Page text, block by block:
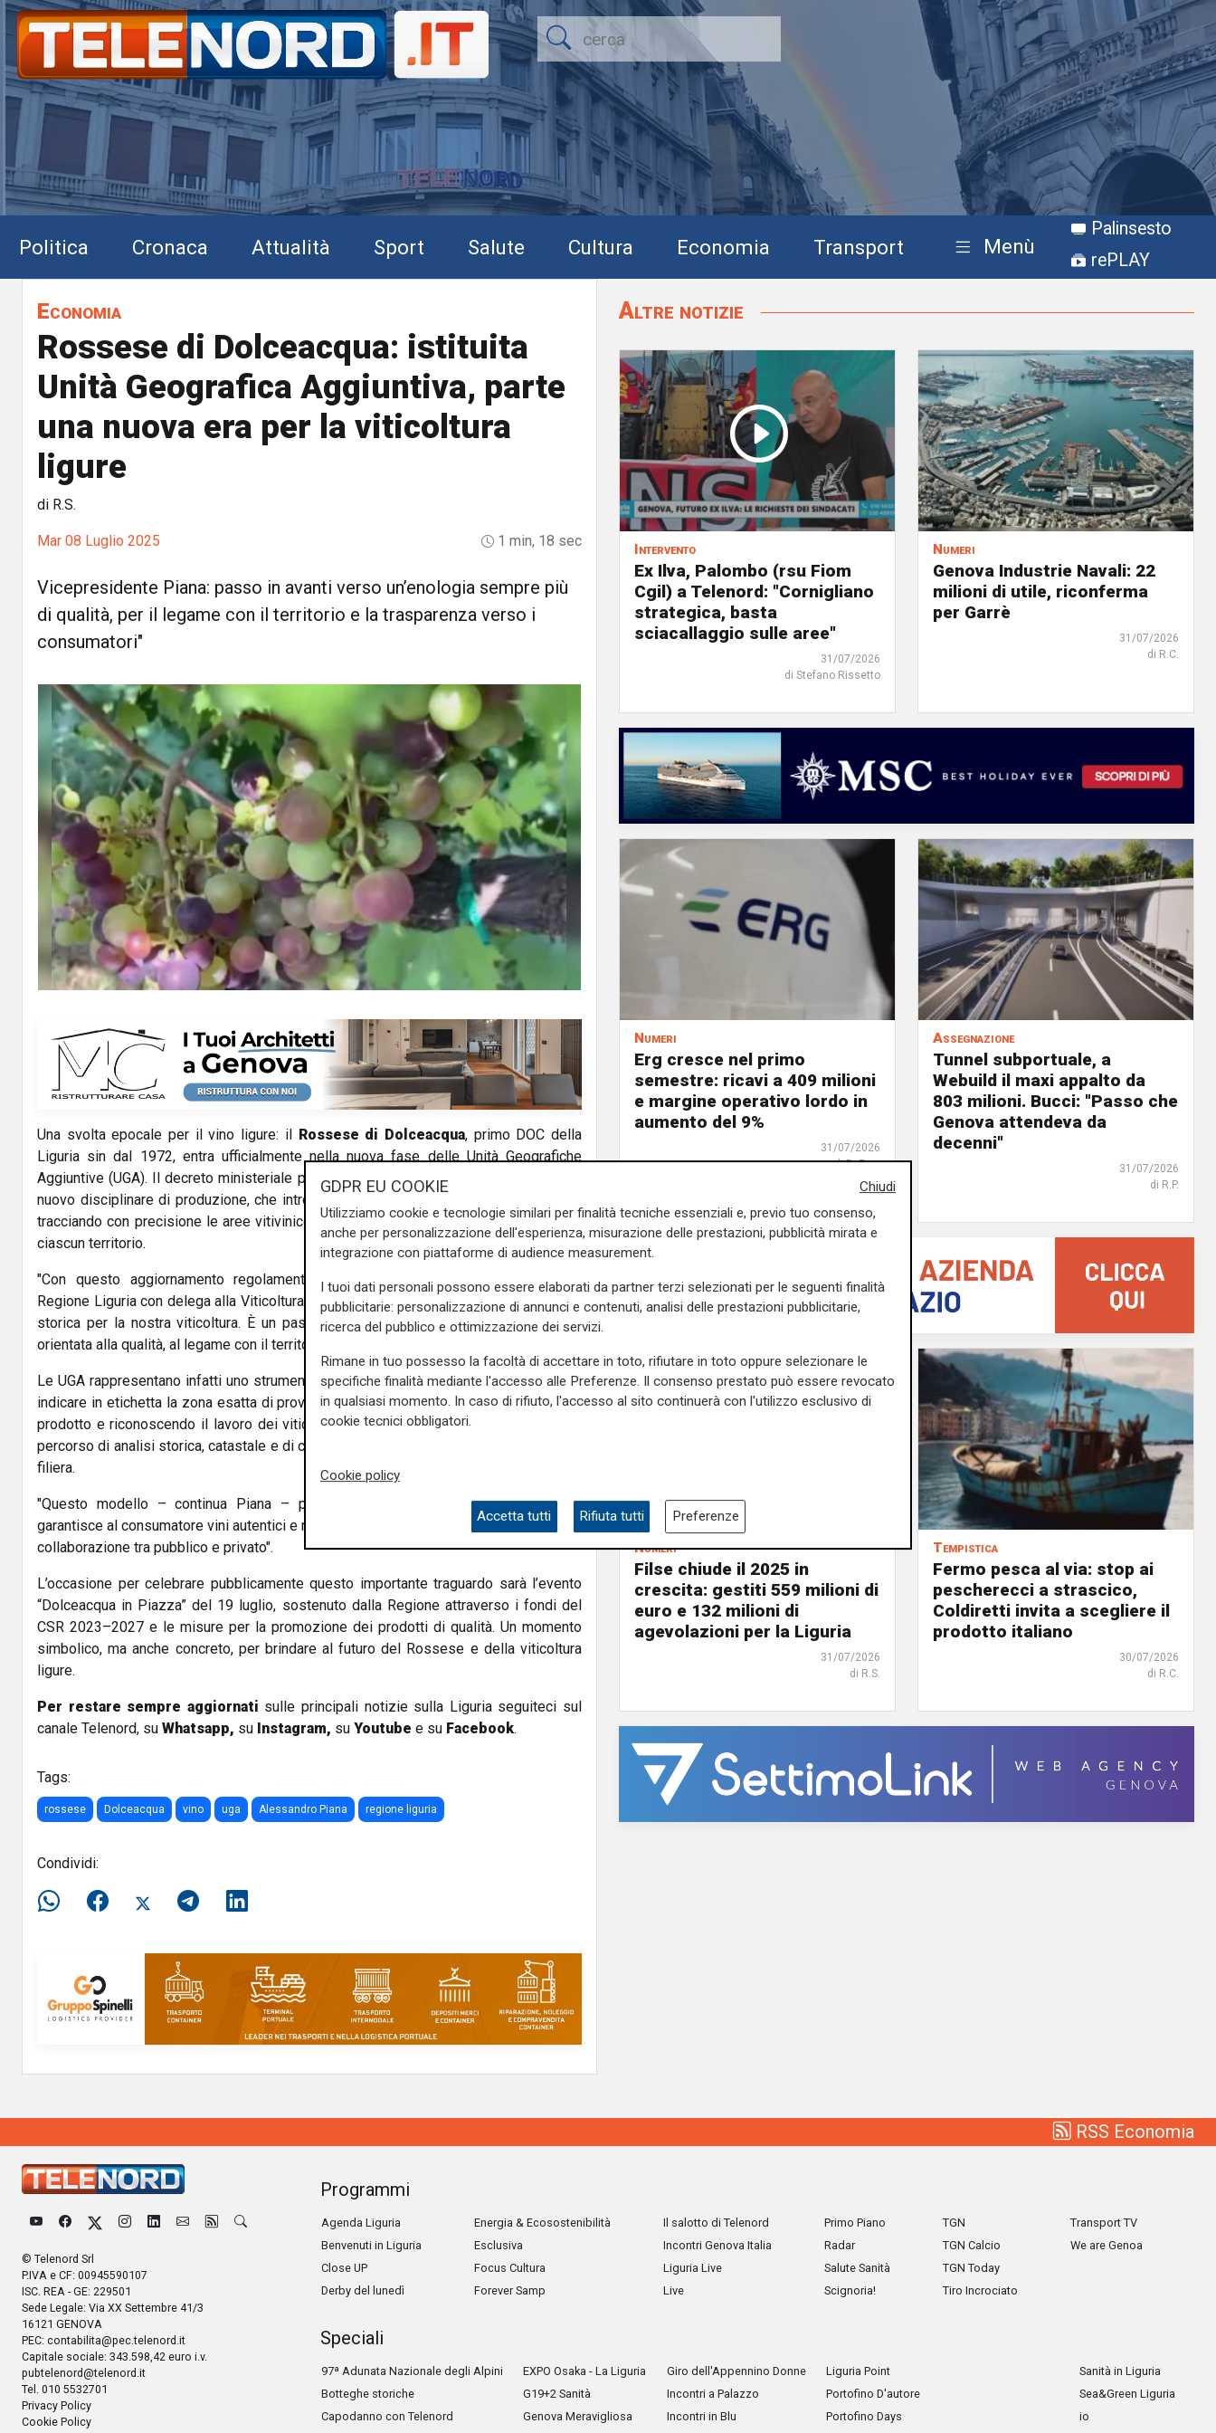
Politica Cronaca Attualità Sport Salute Cultura Economia Transport Menù
Palinsesto
rePLAY
Economia
Rossese di Dolceacqua: istituita
Unità Geografica Aggiuntiva, parte
una nuova era per la viticoltura
ligure
di R.S.
Mar 08 Luglio 2025 1 min, 18 sec
Vicepresidente Piana: passo in avanti verso un’enologia sempre più
di qualità, per il legame con il territorio e la trasparenza verso i
consumatori"
Una svolta epocale per il vino ligure: il Rossese di Dolceacqua, primo DOC della
Liguria sin dal 1972, entra ufficialmente nella nuova fase delle Unità Geografiche
Aggiuntive (UGA). Il decreto ministeriale pubblicato sulla Gazzetta Ufficiale approva il
nuovo disciplinare di produzione, che introduce ben 33 UGA, suddivise su 7 Comuni,
tracciando con precisione le aree vitivinicole storiche e valorizzando le peculiarità di
ciascun territorio.
"Con questo aggiornamento regolamentare – commenta il vicepresidente della
Regione Liguria con delega alla Viticoltura,
Alessandro Piana– scriviamo una pagina
storica per la nostra viticoltura. È un passo in avanti verso un’enologia sempre più
orientata alla qualità, al legame con il territorio e alla trasparenza verso i consumatori".
Le UGA rappresentano infatti uno strumento di valorizzazione e tutela: permettono di
indicare in etichetta la zona esatta di provenienza delle uve, rafforzando l’identità del
prodotto e riconoscendo il lavoro dei viticoltori locali. Il risultato è frutto di un lungo
percorso di analisi storica, catastale e di concertazione tra istituzioni e operatori della
filiera.
"Questo modello – continua Piana – premia la specificità dei nostri territori e
garantisce al consumatore vini autentici e riconoscibili. È anche un esempio virtuoso di
collaborazione tra pubblico e privato".
L’occasione per celebrare pubblicamente questo importante traguardo sarà l’evento
“Dolceacqua in Piazza” del 19 luglio, sostenuto dalla Regione attraverso i fondi del
CSR 2023–2027 e le misure per la promozione dei prodotti di qualità. Un momento
simbolico, ma anche concreto, per brindare al futuro del Rossese e della viticoltura
ligure.
Per restare sempre aggiornati sulle principali notizie sulla Liguria seguiteci sul
canale Telenord, su Whatsapp, su Instagram, su Youtube e su Facebook.
Tags:
rossese Dolceacqua vino uga Alessandro Piana regione liguria
Condividi:
Altre notizie
Intervento
Ex Ilva, Palombo (rsu Fiom
Cgil) a Telenord: "Cornigliano
strategica, basta
sciacallaggio sulle aree"
31/07/2026
di Stefano Rissetto
Numeri
Genova Industrie Navali: 22
milioni di utile, riconferma
per Garrè
31/07/2026
di R.C.
Numeri
Erg cresce nel primo
semestre: ricavi a 409 milioni
e margine operativo lordo in
aumento del 9%
31/07/2026
di R. Eco.
Assegnazione
Tunnel subportuale, a
Webuild il maxi appalto da
803 milioni. Bucci: "Passo che
Genova attendeva da
decenni"
31/07/2026
di R.P.
Numeri
Filse chiude il 2025 in
crescita: gestiti 559 milioni di
euro e 132 milioni di
agevolazioni per la Liguria
31/07/2026
di R.S.
Tempistica
Fermo pesca al via: stop ai
pescherecci a strascico,
Coldiretti invita a scegliere il
prodotto italiano
30/07/2026
di R.C.
RSS Economia
© Telenord Srl
P.IVA e CF: 00945590107
ISC. REA - GE: 229501
Sede Legale: Via XX Settembre 41/3
16121 GENOVA
PEC: contabilita@pec.telenord.it
Capitale sociale: 343.598,42 euro i.v.
pubtelenord@telenord.it
Tel. 010 5532701
Privacy Policy
Cookie Policy
Programmi
Agenda Liguria
Benvenuti in Liguria
Close UP
Derby del lunedì
Energia & Ecosostenibilità
Esclusiva
Focus Cultura
Forever Samp
Il salotto di Telenord
Incontri Genova Italia
Liguria Live
Live
Primo Piano
Radar
Salute Sanità
Scignoria!
TGN
TGN Calcio
TGN Today
Tiro Incrociato
Transport TV
We are Genoa
Speciali
97ª Adunata Nazionale degli Alpini
Botteghe storiche
Capodanno con Telenord
EXPO Osaka - La Liguria
G19+2 Sanità
Genova Meravigliosa
Giro dell'Appennino Donne
Incontri a Palazzo
Incontri in Blu
Liguria Point
Portofino D'autore
Portofino Days
Sanità in Liguria
Sea&Green Liguria
io
Chiudi
GDPR EU COOKIE
Utilizziamo cookie e tecnologie similari per finalità tecniche essenziali e, previo tuo consenso,
anche per personalizzazione dell'esperienza, misurazione delle prestazioni, pubblicità mirata e
integrazione con piattaforme di audience measurement.
I tuoi dati personali possono essere elaborati da partner terzi selezionati per le seguenti finalità
pubblicitarie: personalizzazione di annunci e contenuti, analisi delle prestazioni pubblicitarie,
ricerca del pubblico e ottimizzazione dei servizi.
Rimane in tuo possesso la facoltà di accettare in toto, rifiutare in toto oppure selezionare le
specifiche finalità mediante l'accesso alle Preferenze. Il consenso prestato può essere revocato
in qualsiasi momento. In caso di rifiuto, l'accesso al sito continuerà con l'utilizzo esclusivo di
cookie tecnici obbligatori.
Cookie policy
Accetta tutti Rifiuta tutti Preferenze